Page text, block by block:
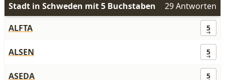
Stadt in Schweden mit 5 Buchstaben
29 Antworten
ALFTA
5
ALSEN 5
ASEDA 5